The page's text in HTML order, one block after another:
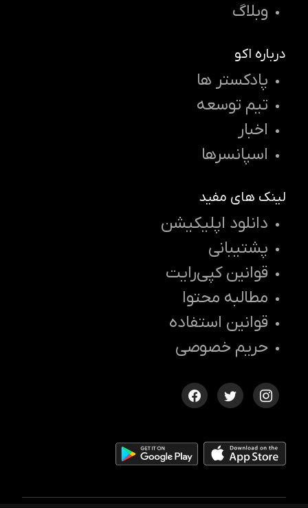
وبلاگ
درباره اکو
پادکستر ها
تیم توسعه
اخبار
اسپانسرها
لینک های مفید
دانلود اپلیکیشن
پشتیبانی
قوانین کپی‌رایت
مطالبه محتوا
قوانین استفاده
حریم خصوصی